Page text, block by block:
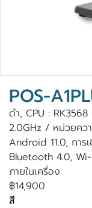
POS-
ดำ, CPU :
2.0GHz / หน่วยคว
Android 11.0, การ
Bluetooth 4.0,
ภายในเครื่อง
฿14,900
สี